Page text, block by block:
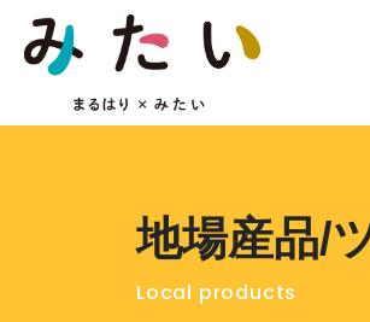
地場産品/
Local products